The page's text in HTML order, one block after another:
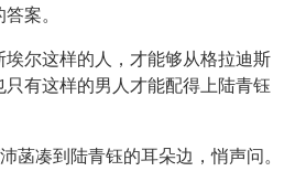
案。
埃尔这样的人，才能够从格拉迪斯
有这样的男人才能配得上陆青钰
菡凑到陆青钰的耳朵边，悄声问。